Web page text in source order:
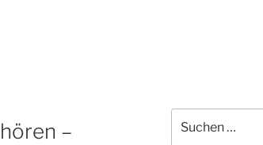
–
nach: